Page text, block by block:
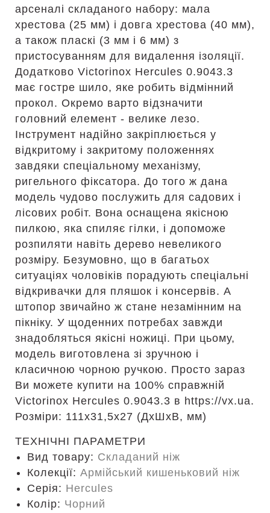
арсеналі складаного набору: мала
хрестова (25 мм) і довга хрестова (40 мм),
а також пласкі (3 мм і 6 мм) з
пристосуванням для видалення ізоляції.
Додатково Victorinox Hercules 0.9043.3
має гостре шило, яке робить відмінний
прокол. Окремо варто відзначити
головний елемент - велике лезо.
Інструмент надійно закріплюється у
відкритому і закритому положеннях
завдяки спеціальному механізму,
ригельного фіксатора. До того ж дана
модель чудово послужить для садових і
лісових робіт. Вона оснащена якісною
пилкою, яка спиляє гілки, і допоможе
розпиляти навіть дерево невеликого
розміру. Безумовно, що в багатьох
ситуаціях чоловіків порадують спеціальні
відкривачки для пляшок і консервів. А
штопор звичайно ж стане незамінним на
пікніку. У щоденних потребах завжди
знадобляться якісні ножиці. При цьому,
модель виготовлена зі зручною і
класичною чорною ручкою. Просто зараз
Ви можете купити на 100% справжній
Victorinox Hercules 0.9043.3 в https://vx.ua.
Розміри: 111х31,5х27 (ДхШхВ, мм)
ТЕХНІЧНІ ПАРАМЕТРИ
Вид товару: Складаний ніж
Колекції: Армійський кишеньковий ніж
Серія: Hercules
Колір: Чорний